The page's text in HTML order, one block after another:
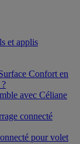
et applis
Confort en
avec Céliane
connecté
pour volet